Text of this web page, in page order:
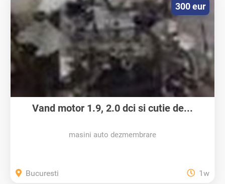
Vand motor 1.9, 2.0 dci si cutie de...
masini auto dezmembrare
300 eur
Bucuresti 1w